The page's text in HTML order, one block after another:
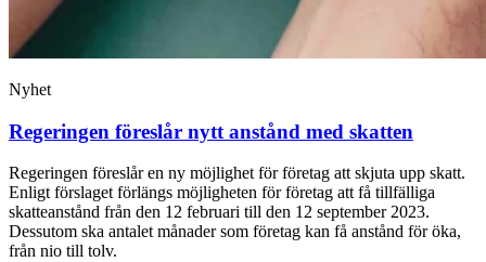
Nyhet
Regeringen föreslår nytt anstånd med skatten
Regeringen föreslår en ny möjlighet för företag att skjuta upp skatt.
Enligt förslaget förlängs möjligheten för företag att få tillfälliga
skatteanstånd från den 12 februari till den 12 september 2023.
Dessutom ska antalet månader som företag kan få anstånd för öka,
från nio till tolv.